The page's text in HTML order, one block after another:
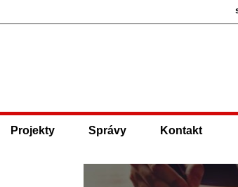
Projekty Správy Kontakt